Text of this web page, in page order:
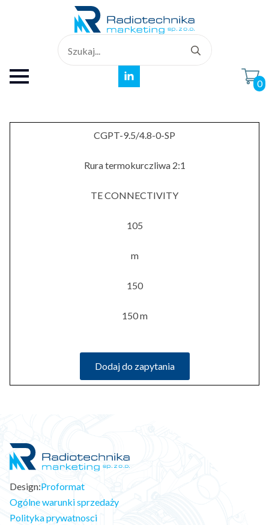
for:
0
CGPT-9.5/4.8-0-SP
Rura termokurczliwa 2:1
TE CONNECTIVITY
105
m
150
150 m
Dodaj do zapytania
Design:Proformat
Ogólne warunki sprzedaży
Polityka prywatnosci